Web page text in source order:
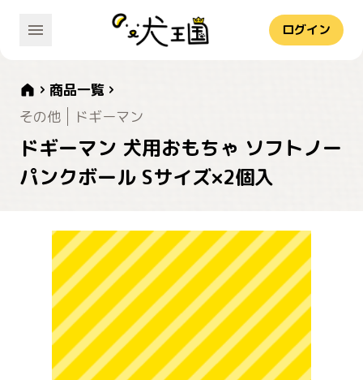
ログイン
商品一覧
その他
ドギーマン
ドギーマン 犬用おもちゃ ソフトノー
パンクボール Sサイズ×2個入